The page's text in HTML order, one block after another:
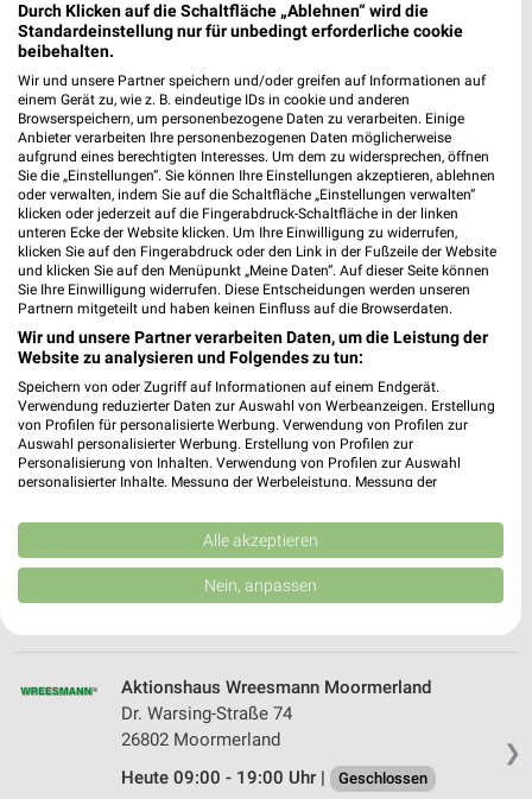
406,38 km
EuroShop Leer
Mühlenstraße 61
26789 Leer
Heute 09:30 - 18:30 Uhr | Geschlossen
406,84 km • Angebote: 1 Prospekt
Tedi Esterwegen
Poststr. 15
26897 Esterwegen
Heute 09:00 - 20:00 Uhr | Geschlossen
392,08 km
❯
Tedi Moormerland
26802 Moormerland
Heute 09:00 - 19:00 Uhr |
❯
Aktionshaus Wreesmann Moormerland
Dr. Warsing-Straße 74
26802 Moormerland
Heute 09:00 - 19:00 Uhr |
Geschlossen
Durch Klicken auf die Schaltfläche „Ablehnen“ wird die
Standardeinstellung nur für unbedingt erforderliche cookie
beibehalten.
Wir und unsere Partner speichern und/oder greifen auf Informationen auf
einem Gerät zu, wie z. B. eindeutige IDs in cookie und anderen
Browserspeichern, um personenbezogene Daten zu verarbeiten. Einige
Anbieter verarbeiten Ihre personenbezogenen Daten möglicherweise
aufgrund eines berechtigten Interesses. Um dem zu widersprechen, öffnen
Sie die „Einstellungen“. Sie können Ihre Einstellungen akzeptieren, ablehnen
oder verwalten, indem Sie auf die Schaltfläche „Einstellungen verwalten“
klicken oder jederzeit auf die Fingerabdruck-Schaltfläche in der linken
unteren Ecke der Website klicken. Um Ihre Einwilligung zu widerrufen,
klicken Sie auf den Fingerabdruck oder den Link in der Fußzeile der Website
und klicken Sie auf den Menüpunkt „Meine Daten“. Auf dieser Seite können
Sie Ihre Einwilligung widerrufen. Diese Entscheidungen werden unseren
Partnern mitgeteilt und haben keinen Einfluss auf die Browserdaten.
Wir und unsere Partner verarbeiten Daten, um die Leistung der
Website zu analysieren und Folgendes zu tun:
Speichern von oder Zugriff auf Informationen auf einem Endgerät.
Verwendung reduzierter Daten zur Auswahl von Werbeanzeigen. Erstellung
von Profilen für personalisierte Werbung. Verwendung von Profilen zur
Auswahl personalisierter Werbung. Erstellung von Profilen zur
Personalisierung von Inhalten. Verwendung von Profilen zur Auswahl
personalisierter Inhalte. Messung der Werbeleistung. Messung der
Kombinationen von Daten aus verschiedenen Quellen. Entwicklung und
Verbesserung der Angebote. Verwendung reduzierter Daten zur Auswahl
von Inhalten.
Daten können außerhalb der Europäischen Union weitergegeben und in die
USA gesendet werden.
Website/App.
Wir nutzen Ihre Daten für folgende Zwecke:
IAB-Verarbeitungszwecke:
Speichern von oder Zugriff auf Informationen
auf einem Endgerät
Alle akzeptieren
Nein, anpassen